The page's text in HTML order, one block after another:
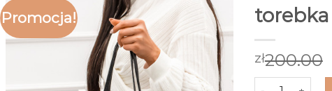
Promocja!
zł200.00
ilość torebka